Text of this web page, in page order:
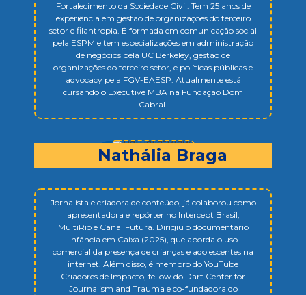
Fortalecimento da Sociedade Civil. Tem 25 anos de
experiência em gestão de organizações do terceiro
setor e filantropia. É formada em comunicação social
pela ESPM e tem especializações em administração
de negócios pela UC Berkeley, gestão de
organizações do terceiro setor, e políticas públicas e
advocacy pela FGV-EAESP. Atualmente está
cursando o Executive MBA na Fundação Dom
Cabral.
Nathália Braga
Jornalista e criadora de conteúdo, já colaborou como
apresentadora e repórter no Intercept Brasil,
MultiRio e Canal Futura. Dirigiu o documentário
Infância em Caixa (2025), que aborda o uso
comercial da presença de crianças e adolescentes na
internet. Além disso, é membro do YouTube
Criadores de Impacto, fellow do Dart Center for
Journalism and Trauma e co-fundadora do